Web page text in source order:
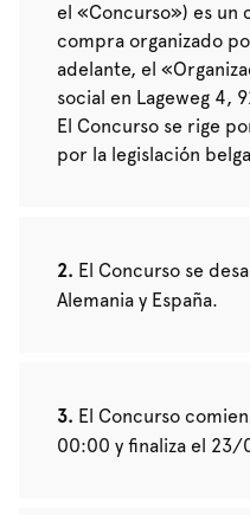
el «Concurso») es un
compra organizado
adelante, el
social en Lageweg 4,
El Concurso se rige
por la legislación
El Concurso se
Alemania y España.
El Concurso
00:00 y finaliza el 23/